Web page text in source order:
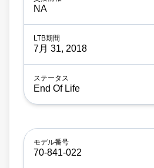
NA
7月 31, 2018
End Of Life
70-841-022